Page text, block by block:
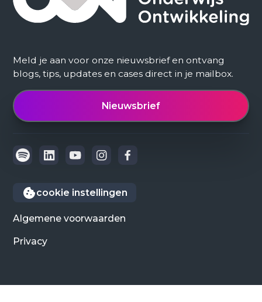
Meld je aan voor onze nieuwsbrief en ontvang
blogs, tips, updates en cases direct in je mailbox.
Nieuwsbrief
cookie instellingen
Algemene voorwaarden
Privacy